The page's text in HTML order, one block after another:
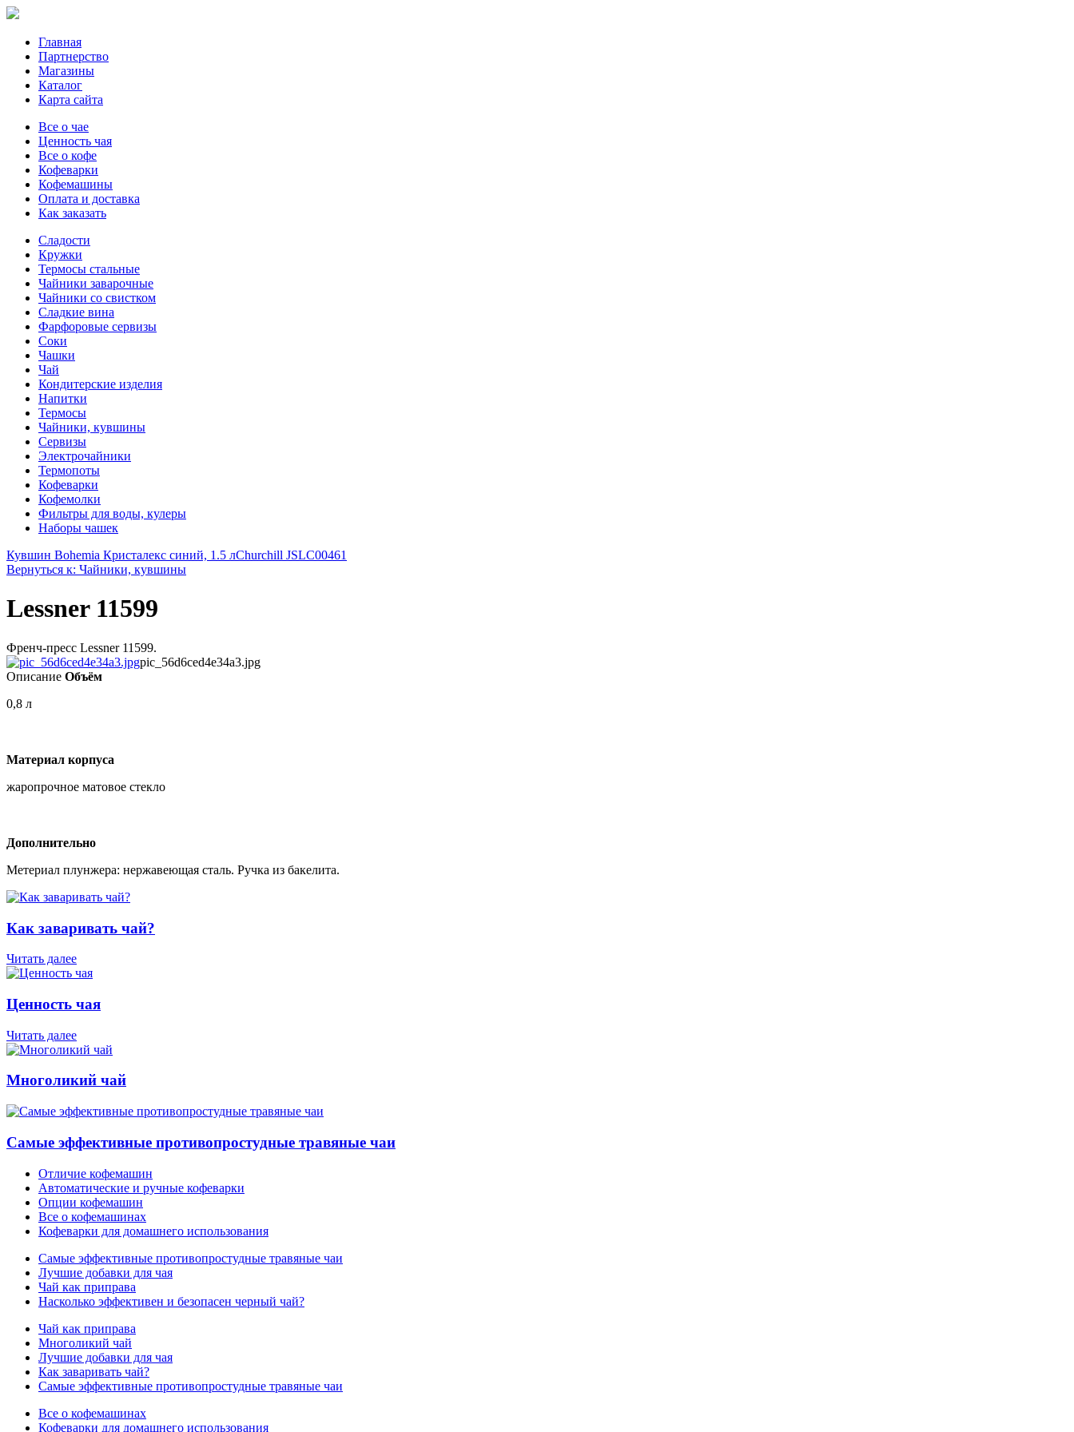
Главная
Партнерство
Магазины
Каталог
Карта сайта
Все о чае
Ценность чая
Все о кофе
Кофеварки
Кофемашины
Оплата и доставка
Как заказать
Сладости
Кружки
Термосы стальные
Чайники заварочные
Чайники со свистком
Сладкие вина
Фарфоровые сервизы
Соки
Чашки
Чай
Кондитерские изделия
Напитки
Термосы
Чайники, кувшины
Сервизы
Электрочайники
Термопоты
Кофеварки
Кофемолки
Фильтры для воды, кулеры
Наборы чашек
Кувшин Bohemia Кристалекс синий, 1.5 лChurchill JSLC00461
Вернуться к: Чайники, кувшины
Lessner 11599
Френч-пресс Lessner 11599.
pic_56d6ced4e34a3.jpg
Описание Объём
0,8 л
Материал корпуса
жаропрочное матовое стекло
Дополнительно
Метериал плунжера: нержавеющая сталь. Ручка из бакелита.
Как заваривать чай?
Читать далее
Ценность чая
Читать далее
Многоликий чай
Самые эффективные противопростудные травяные чаи
Отличие кофемашин
Автоматические и ручные кофеварки
Опции кофемашин
Все о кофемашинах
Кофеварки для домашнего использования
Самые эффективные противопростудные травяные чаи
Лучшие добавки для чая
Чай как приправа
Насколько эффективен и безопасен черный чай?
Чай как приправа
Многоликий чай
Лучшие добавки для чая
Как заваривать чай?
Самые эффективные противопростудные травяные чаи
Все о кофемашинах
Кофеварки для домашнего использования